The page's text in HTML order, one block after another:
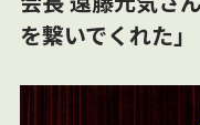
を繋いでくれた」